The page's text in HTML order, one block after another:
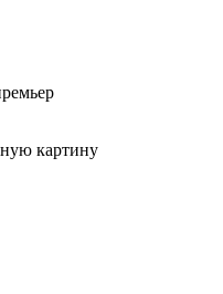
картину